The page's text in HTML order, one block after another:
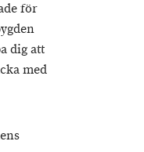
för
dig att
med